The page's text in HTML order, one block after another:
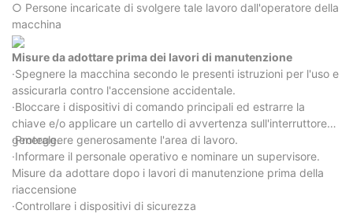
○ Persone incaricate di svolgere tale lavoro dall'operatore della
macchina
Misure da adottare prima dei lavori di manutenzione
·Spegnere la macchina secondo le presenti istruzioni per l'uso e
assicurarla contro l'accensione accidentale.
·Bloccare i dispositivi di comando principali ed estrarre la
chiave e/o applicare un cartello di avvertenza sull'interruttore
generale.
·Proteggere generosamente l'area di lavoro.
·Informare il personale operativo e nominare un supervisore.
Misure da adottare dopo i lavori di manutenzione prima della
riaccensione
·Controllare i dispositivi di sicurezza